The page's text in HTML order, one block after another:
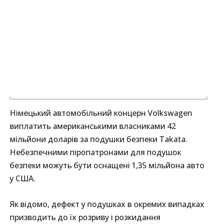
Німецький автомобільний концерн Volkswagen
виплатить американськими власниками 42
мільйони доларів за подушки безпеки Takata.
Небезпечними піропатронами для подушок
безпеки можуть бути оснащені 1,35 мільйона авто
у США.
Як відомо, дефект у подушках в окремих випадках
призводить до їх розриву і розкидання